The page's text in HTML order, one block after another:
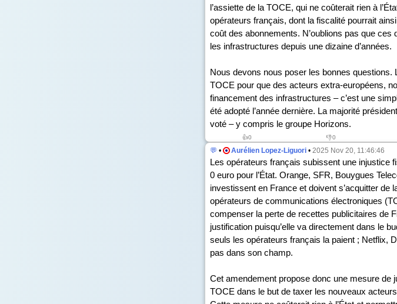
l’assiette de la TOCE, qui ne coûterait rien à
opérateurs français, dont la fiscalité pourrait
coût des abonnements. N’oublions pas que ces
les infrastructures depuis une dizaine d’années.
Nous devons nous poser les bonnes questions.
TOCE pour que des acteurs extra-européens,
financement des infrastructures – c’est une
été adopté l’année dernière. La majorité
voté – y compris le groupe Horizons.
👍0 👎0
💬 • Aurélien Lopez-Liguori• 2025 Nov 20, 11:46:46
Les opérateurs français subissent une injustice
0 euro pour l’État. Orange, SFR, Bouygues
investissent en France et doivent s’acquitter de
opérateurs de communications électroniques
compenser la perte de recettes publicitaires de
justification puisqu’elle va directement dans le
seuls les opérateurs français la paient ; Netflix,
pas dans son champ.
Cet amendement propose donc une mesure de
TOCE dans le but de taxer les nouveaux